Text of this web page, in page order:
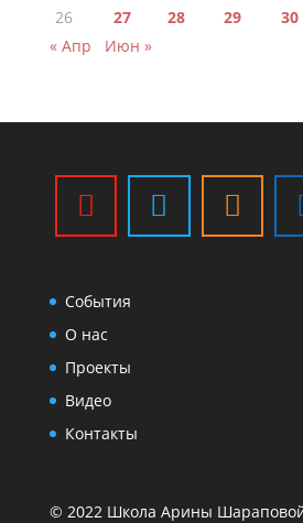
26
27 28 29 30
« Апр
Июн »
События
О нас
Проекты
Видео
Контакты
© 2022 Школа Арины